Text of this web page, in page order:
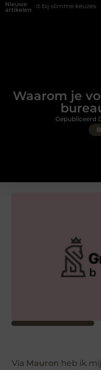
Nieuwe
artikelenkeuzes Waarom
Waarom je
Gepubliceerd
Via Mauron heb ik